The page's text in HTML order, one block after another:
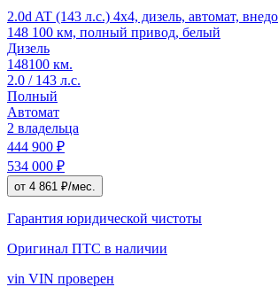
2.0d AT (143 л.с.) 4x4, дизель, автомат,
148 100 км, полный привод, белый
Дизель
148100 км.
2.0 / 143 л.с.
Полный
Автомат
2 владельца
444 900 ₽
534 000 ₽
от 4 861 ₽/мес.
Гарантия юридической чистоты
Оригинал ПТС в наличии
vin VIN проверен